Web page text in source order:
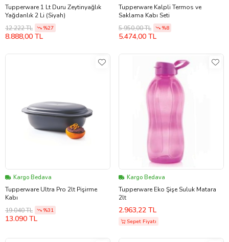
Tupperware 1 Lt Duru Zeytinyağlık
Yağdanlık 2 Li (Siyah)
12.222 TL
%27
8.888,00 TL
Tupperware Kalpli Termos ve
Saklama Kabı Seti
5.950,00 TL
%8
5.474,00 TL
Kargo Bedava
Tupperware Ultra Pro 2lt Pişirme
Kabı
19.040 TL
%31
13.090 TL
Kargo Bedava
Tupperware Eko Şişe Suluk Matara
2lt
2.963,22 TL
Sepet Fiyatı